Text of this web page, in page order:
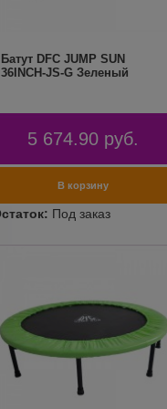
Батут DFC JUMP SUN
36INCH-JS-G Зеленый
5 674.90 руб.